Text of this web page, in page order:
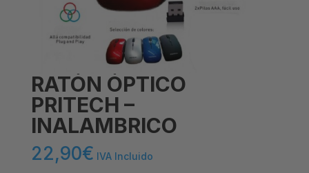
RATÓN ÓPTICO
PRITECH –
INALAMBRICO
22,90€ IVA Incluido